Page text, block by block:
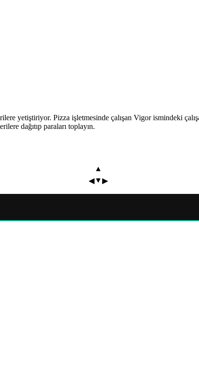
yetiştiriyor. Pizza işletmesinde çalışan Vigor ismindeki
dağıtıp paraları toplayın.
▲
◀▼▶